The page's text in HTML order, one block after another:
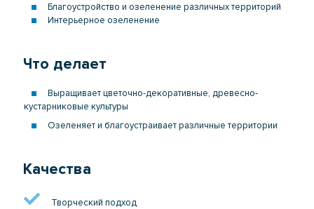
Благоустройство и озеленение различных территорий
Интерьерное озеленение
Что делает
Выращивает цветочно-декоративные, древесно-
кустарниковые культуры
Озеленяет и благоустраивает различные территории
Качества
Творческий подход